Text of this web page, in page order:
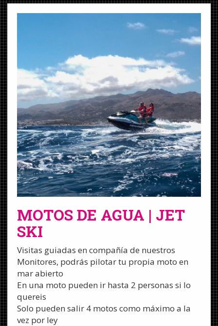
MOTOS DE AGUA | JET
SKI
Visitas guiadas en compañía de nuestros
Monitores, podrás pilotar tu propia moto en
mar abierto
En una moto pueden ir hasta 2 personas si lo
quereis
Solo pueden salir 4 motos como máximo a la
vez por ley